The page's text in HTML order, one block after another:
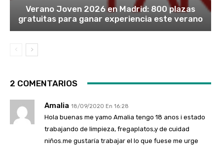
Verano Joven 2026 en Madrid: 800 plazas
gratuitas para ganar experiencia este verano
2 COMENTARIOS
Amalia 18/09/2020 En 16:28
Hola buenas me yamo Amalia tengo 18 anos i estado
trabajando de limpieza, fregaplatos,y de cuidad
niños.me gustaría trabajar el lo que fuese me urge